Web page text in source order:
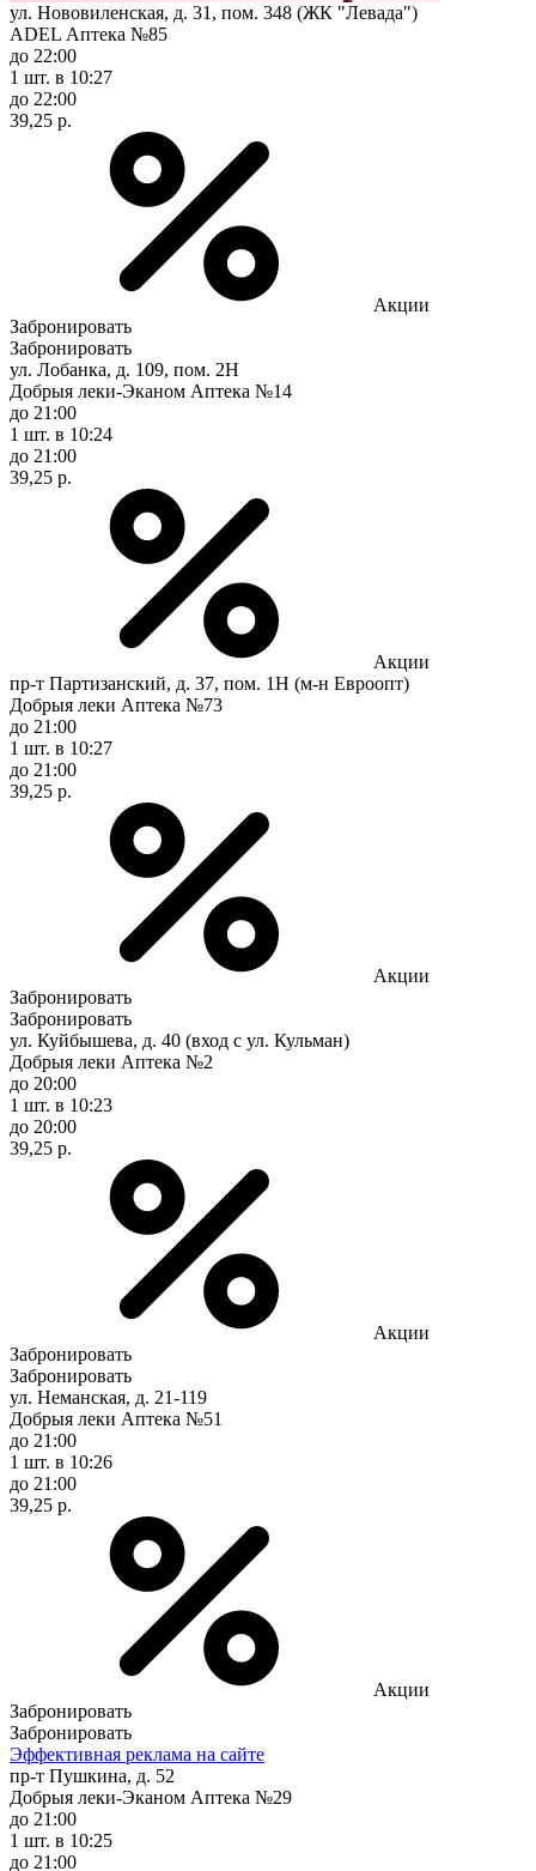
ул. Нововиленская, д. 31, пом. 348 (ЖК "Левада")
ADEL Аптека №85
до 22:00
1 шт. в 10:27
до 22:00
39,25 р.
Акции
Забронировать
Забронировать
ул. Лобанка, д. 109, пом. 2Н
Добрыя леки-Эканом Аптека №14
до 21:00
1 шт. в 10:24
до 21:00
39,25 р.
Акции
пр-т Партизанский, д. 37, пом. 1Н (м-н Евроопт)
Добрыя леки Аптека №73
до 21:00
1 шт. в 10:27
до 21:00
39,25 р.
Акции
Забронировать
Забронировать
ул. Куйбышева, д. 40 (вход с ул. Кульман)
Добрыя леки Аптека №2
до 20:00
1 шт. в 10:23
до 20:00
39,25 р.
Акции
Забронировать
Забронировать
ул. Неманская, д. 21-119
Добрыя леки Аптека №51
до 21:00
1 шт. в 10:26
до 21:00
39,25 р.
Акции
Забронировать
Забронировать
Эффективная реклама на сайте
пр-т Пушкина, д. 52
Добрыя леки-Эканом Аптека №29
до 21:00
1 шт. в 10:25
до 21:00